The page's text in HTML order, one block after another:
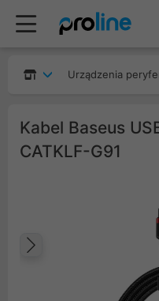
Urządzenia
Kabel Baseus
CATKLF-G91